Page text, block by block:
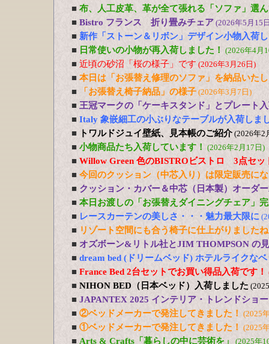
■ 布、人工皮革、革が全て張れる「ソファ」選
■ Bistro フランス 折り畳みチェア (2026年5月15
■ 新作「ストーン＆リボン」デザイン小物入荷
■ 日常使いの小物が再入荷しました！ (2026年4月
■ 近頃の砂沼「桜の様子」です (2026年3月26日)
■ 本日は「お張替え修理のソファ」を納品いた
■
「お張替え椅子納品」の様子 (2026年3月7日)
■ 王冠マークの「ケーキスタンド」とプレート
■ Italy 象嵌細工の小ぶりなテーブルが入荷しま
■
トワルドジュイ壁紙、見本帳のご紹介 (2026年2
■ 小物商品たち入荷しています！ (2026年2月17日)
■ Willow Green 色のBISTROビストロ 3点セッ
■ 今回のクッション（中芯入り）は限定販売に
■ クッション・カバー＆中芯（日本製）オーダ
■ 本日お渡しの「お張替えダイニングチェア」
■ レースカーテンの美しさ・・・魅力最大限に
■ リゾート空間にも合う椅子に仕上がりましたね
■ オズボーン&リトル社とJIM THOMPSON の
■ dream bed (ドリームベッド) ホテルライクな
■ France Bed 2台セットでお買い得品入荷です！
■ NIHON BED（日本ベッド）入荷しました
■ JAPANTEX 2025 インテリア・トレンドショー
■ ②ベッドメーカーで発注してきました！ (2025
■ ①ベッドメーカーで発注してきました！ (2025
■ Arts & Crafts「暮らしの中に芸術を」 (2025年